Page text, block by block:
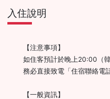
入住說明
【注意事項】
如住客預計於晚上20:00（
務必直接致電「住宿聯絡電
【一般資訊】